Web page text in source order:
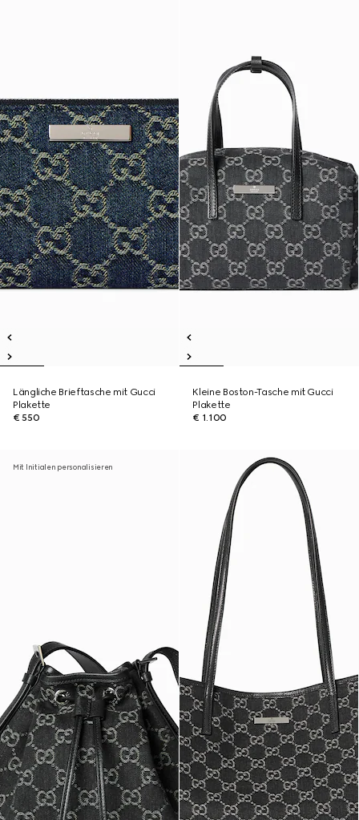
Längliche Brieftasche mit Gucci
Plakette
€ 550
Kleine Boston-Tasche mit Gucci
Plakette
€ 1.100
Mit Initialen personalisieren